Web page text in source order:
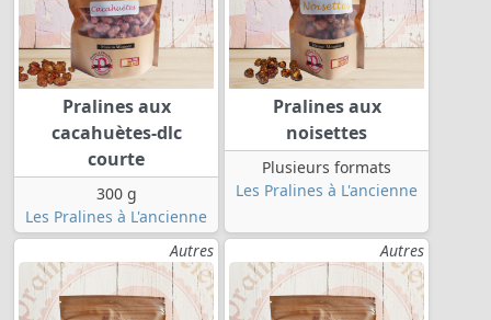
Pralines aux
cacahuètes-dlc
courte
300 g
Les Pralines à L'ancienne
Pralines aux
noisettes
Plusieurs formats
Les Pralines à L'ancienne
Autres Autres